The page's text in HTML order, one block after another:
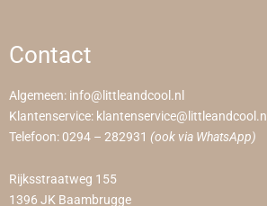
Contact
Algemeen: info@littleandcool.nl
Klantenservice: klantenservice@littleandcool.nl
Telefoon: 0294 – 282931 (ook via WhatsApp)
Rijksstraatweg 155
1396 JK Baambrugge